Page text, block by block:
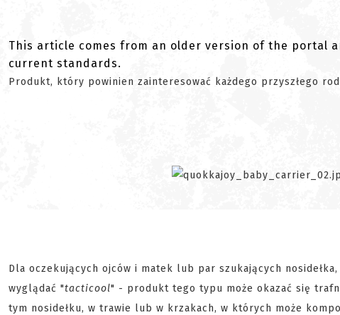
This article comes from an older version of the portal
current standards.
Produkt, który powinien zainteresować każdego przyszłego
Dla oczekujących ojców i matek lub par szukających
wyglądać "tacticool" - produkt tego typu może okazać się
tym nosidełku, w trawie lub w krzakach, w których może